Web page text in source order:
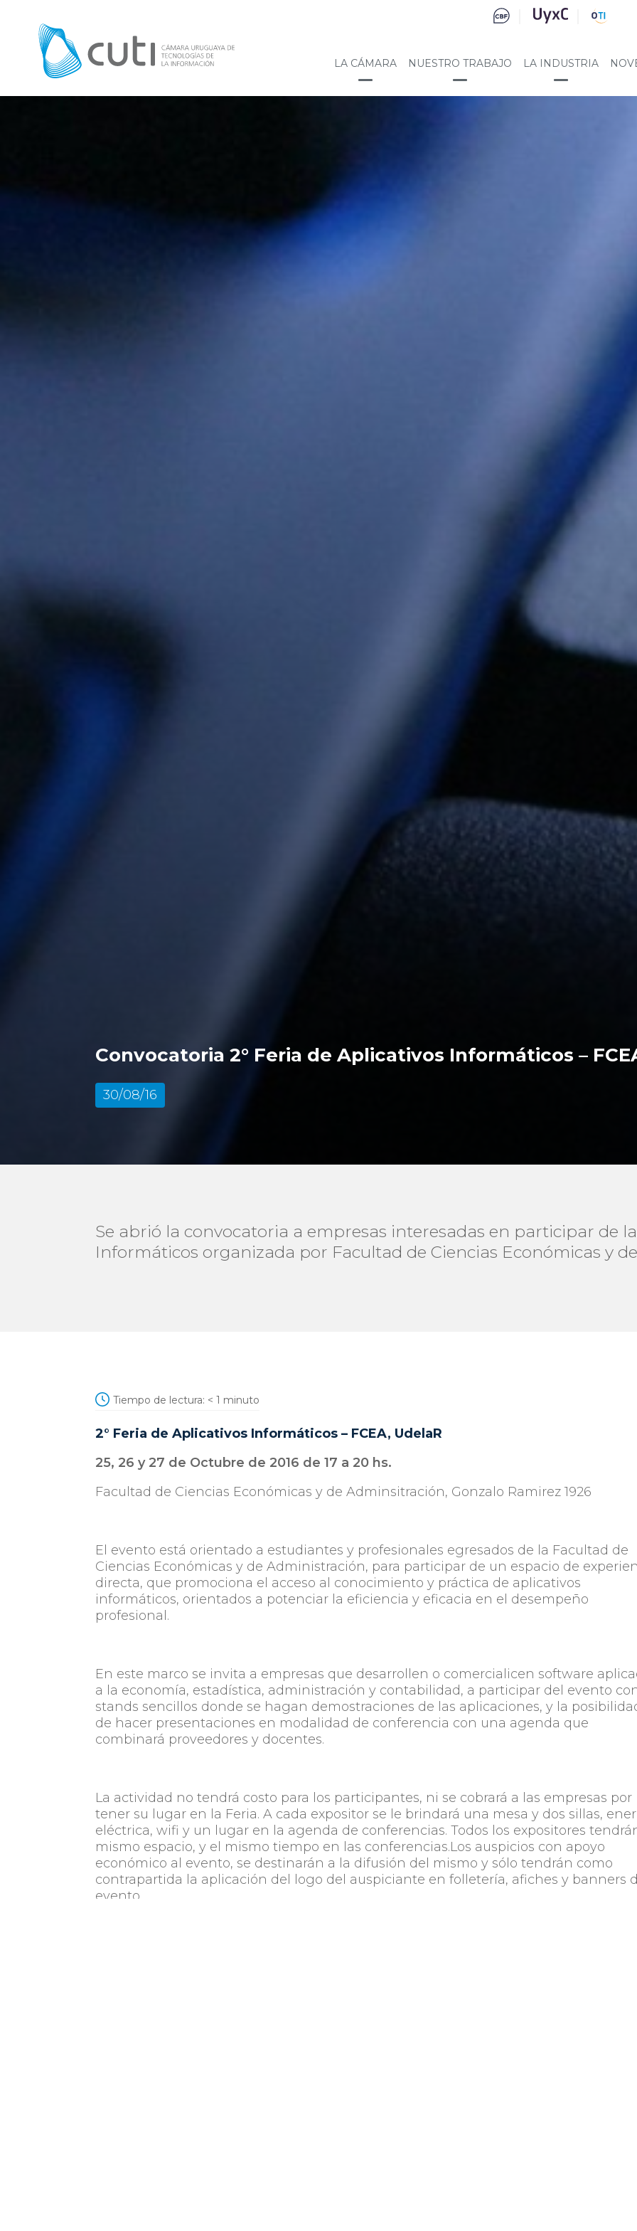
LA CÁMARA NUESTRO TRABAJO LA INDUSTRIA
Convocatoria 2° Feria de Aplicativos Informáticos –
30/08/16
Se abrió la convocatoria a empresas interesadas en participar de
Informáticos organizada por Facultad de Ciencias Económicas y
Tiempo de lectura: < 1 minuto
2° Feria de Aplicativos Informáticos – FCEA, UdelaR
25, 26 y 27 de Octubre de 2016 de 17 a 20 hs.
Facultad de Ciencias Económicas y de Adminsitración, Gonzalo Ramirez 1926
El evento está orientado a estudiantes y profesionales egresados de la Facultad de
Ciencias Económicas y de Administración, para participar de un espacio de
directa, que promociona el acceso al conocimiento y práctica de aplicativos
informáticos, orientados a potenciar la eficiencia y eficacia en el desempeño
profesional.
En este marco se invita a empresas que desarrollen o comercialicen software
a la economía, estadística, administración y contabilidad, a participar del evento
stands sencillos donde se hagan demostraciones de las aplicaciones, y la
de hacer presentaciones en modalidad de conferencia con una agenda que
combinará proveedores y docentes.
La actividad no tendrá costo para los participantes, ni se cobrará a las empresas por
tener su lugar en la Feria. A cada expositor se le brindará una mesa y dos sillas,
eléctrica, wifi y un lugar en la agenda de conferencias. Todos los expositores
mismo espacio, y el mismo tiempo en las conferencias.Los auspicios con apoyo
económico al evento, se destinarán a la difusión del mismo y sólo tendrán como
contrapartida la aplicación del logo del auspiciante en folletería, afiches y banners
evento.